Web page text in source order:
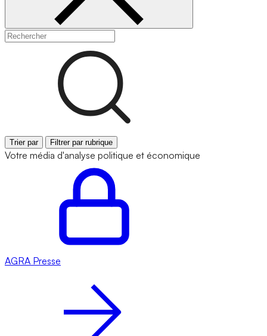
Trier par Filtrer par rubrique
Votre média d'analyse politique et économique
AGRA Presse